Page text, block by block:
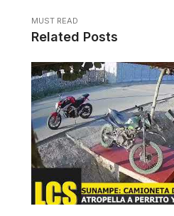
MUST READ
Related Posts